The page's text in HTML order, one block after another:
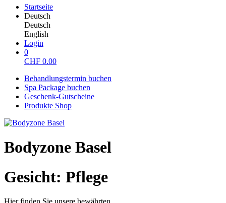
Startseite
Deutsch
Deutsch
English
Login
0
CHF 0.00
Behandlungstermin buchen
Spa Package buchen
Geschenk-Gutscheine
Produkte Shop
Bodyzone Basel
Gesicht: Pflege